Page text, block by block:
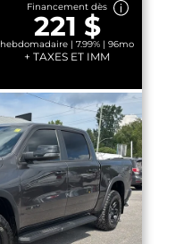
Financement dès
221 $
hebdomadaire | 7.99% | 96mo
+ TAXES ET IMM